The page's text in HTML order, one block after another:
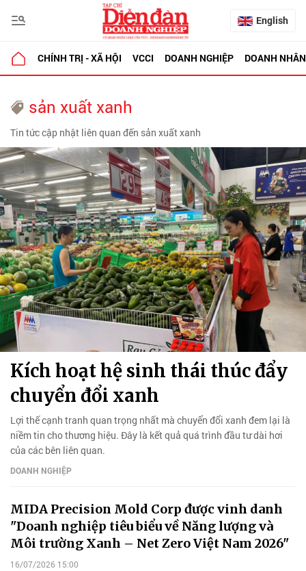
English
CHÍNH TRỊ - XÃ HỘI VCCI DOANH NGHIỆP DOANH NHÂN
sản xuất xanh
Tin tức cập nhật liên quan đến sản xuất xanh
Kích hoạt hệ sinh thái thúc đẩy
chuyển đổi xanh
Lợi thế cạnh tranh quan trọng nhất mà chuyển đổi xanh đem lại là
niềm tin cho thương hiệu. Đây là kết quả quá trình đầu tư dài hơi
của các bên liên quan.
DOANH NGHIỆP
MIDA Precision Mold Corp được vinh danh
"Doanh nghiệp tiêu biểu về Năng lượng và
Môi trường Xanh – Net Zero Việt Nam 2026"
16/07/2026 15:00